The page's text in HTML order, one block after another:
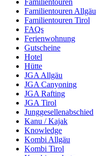
Familientouren Allgäu
Familientouren Tirol
FAQs
Ferienwohnung
Gutscheine
Hotel
Hütte
JGA Allgäu
JGA Canyoning
JGA Rafting
JGA Tirol
Junggesellenabschied
Kanu / Kajak
Knowledge
Kombi Allgäu
Kombi Tirol